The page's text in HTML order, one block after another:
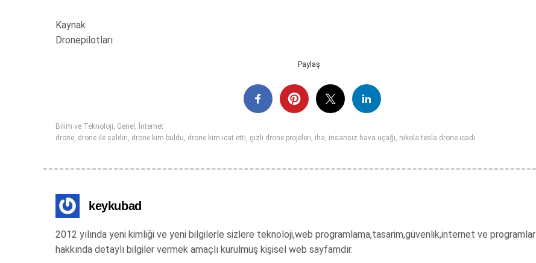
Kaynak
Dronepilotları
Paylaş
Bilim ve Teknoloji, Genel , İnternet
drone, drone ile saldırı, drone kim buldu, drone kim icat etti, gizli drone projeleri, iha, insansız hava uçağı, nikola tesla drone icadı
keykubad
2012 yılında yeni kimliği ve yeni bilgilerle sizlere teknoloji,web programlama,tasarim,güvenlik,internet ve programlar
hakkında detaylı bilgiler vermek amaçlı kurulmuş kişisel web sayfamdır.